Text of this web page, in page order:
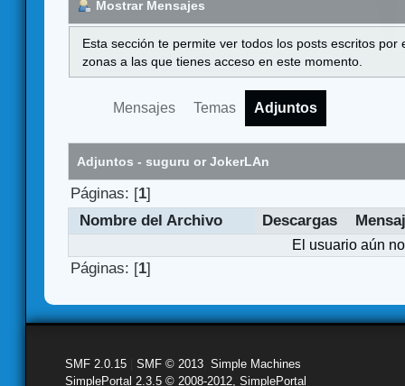
Mostrar Mensajes
Esta sección te permite ver todos los posts escritos
zonas a las que tienes acceso en este momento.
Mensajes Temas Adjuntos
Adjuntos - suguru or JokerLAn
Páginas: [1]
Nombre del Archivo
Descargas
El usuario aún
Páginas: [1]
SMF 2.0.15 SMF © 2013 Simple Machines
SimplePortal 2.3.5 © 2008-2012, SimplePortal